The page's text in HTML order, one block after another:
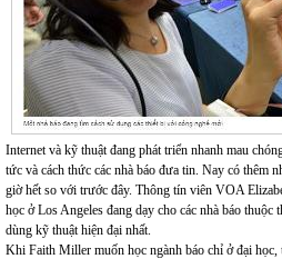
Internet và kỹ thuật đang phát triển nhanh mau
tức và cách thức các nhà báo đưa tin. Nay có thêm
giờ hết so với trước đây. Thông tín viên VOA
học ở Los Angeles đang dạy cho các nhà báo
dùng kỹ thuật hiện đại nhất.
Khi Faith Miller muốn học ngành báo chỉ ở đại